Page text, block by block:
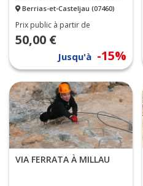
Berrias-et-Casteljau (07460)
Prix public à partir de
50,00 €
Jusqu'à -15%
VIA FERRATA À MILLAU